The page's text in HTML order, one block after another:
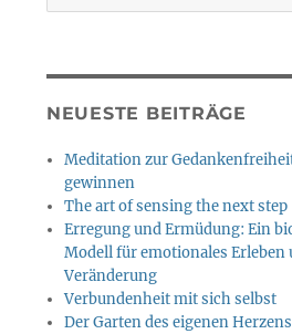
nach:
NEUESTE BEITRÄGE
Meditation zur
gewinnen
The art of sensing the next step
Erregung und Ermüdung: Ein
Modell für emotionales Erleben
Veränderung
Verbundenheit mit sich selbst
Der Garten des eigenen